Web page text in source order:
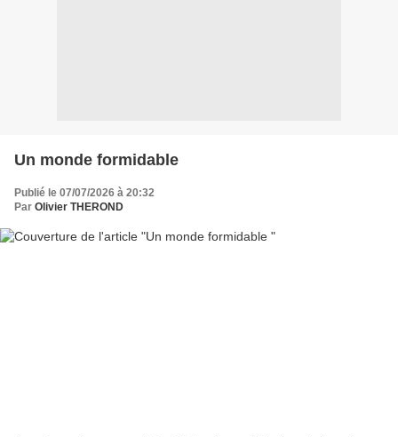
Un monde formidable
Publié le 07/07/2026 à 20:32
Par Olivier THEROND